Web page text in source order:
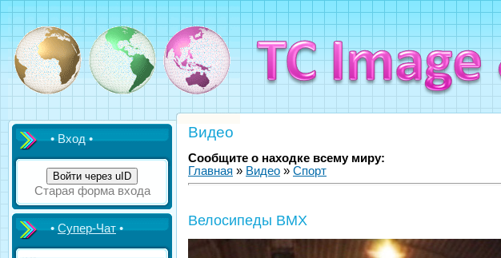
• Вход •
Войти через uID
Старая форма входа
•Супер-Чат•
Видео
Сообщите о находке всему миру:
Главная » Видео » Спорт
Велосипеды BMX